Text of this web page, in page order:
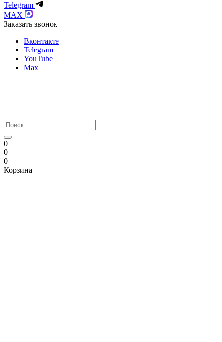
Telegram
MAX
Заказать звонок
Вконтакте
Telegram
YouTube
Max
0
0
0
Корзина